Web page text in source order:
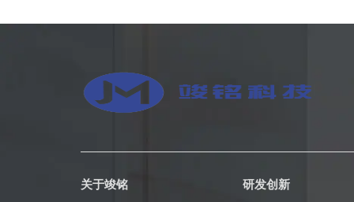
关于竣铭 研发创新